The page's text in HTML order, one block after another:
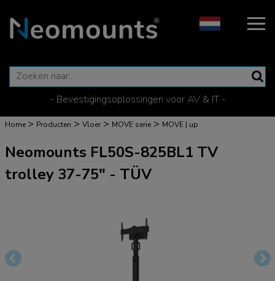
- Bevestigingsoplossingen voor AV & IT -
Home > Producten > Vloer > MOVE serie > MOVE | up
Neomounts FL50S-825BL1 TV
trolley 37-75" - TÜV